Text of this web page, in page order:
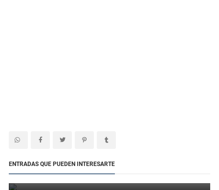
ENTRADAS QUE PUEDEN INTERESARTE
inauguración de un mosaico comunitario